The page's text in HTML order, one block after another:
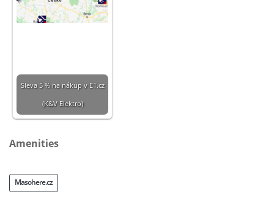
Sleva 5 % na nákup v E1.cz
(K&V Elektro)
Amenities
Masohere.cz